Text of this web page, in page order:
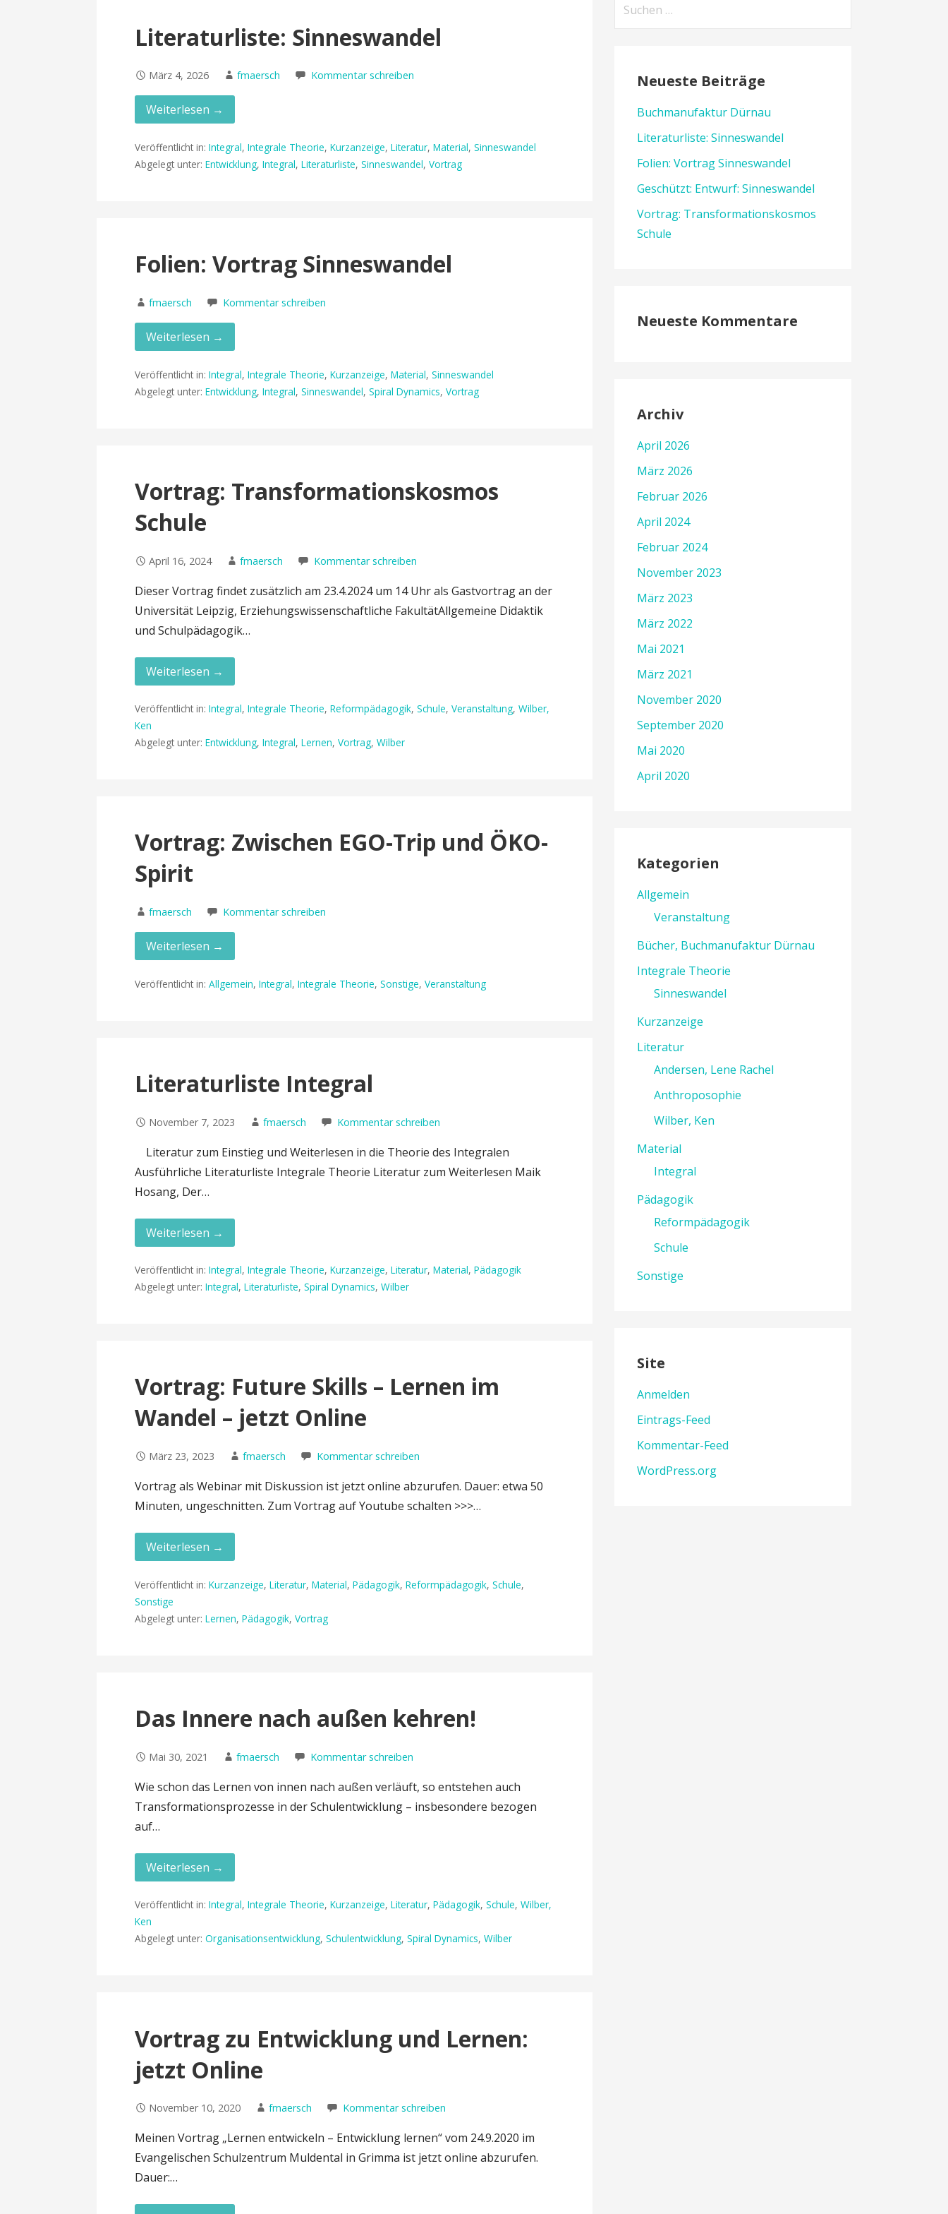
Literaturliste: Sinneswandel
März 4, 2026 fmaersch Kommentar schreiben
Weiterlesen →
Veröffentlicht in:Integral,Integrale Theorie,Kurzanzeige,Literatur,Material,Sinneswandel
Abgelegt unter:Entwicklung,Integral,Literaturliste,Sinneswandel,Vortrag
Folien: Vortrag Sinneswandel
fmaersch Kommentar schreiben
Weiterlesen →
Veröffentlicht in:Integral,Integrale Theorie,Kurzanzeige,Material,Sinneswandel
Abgelegt unter:Entwicklung,Integral,Sinneswandel,Spiral Dynamics,Vortrag
Vortrag: Transformationskosmos
Schule
April 16, 2024 fmaersch Kommentar schreiben
Dieser Vortrag findet zusätzlich am 23.4.2024 um 14 Uhr als Gastvortrag an der
Universität Leipzig, Erziehungswissenschaftliche FakultätAllgemeine Didaktik
und Schulpädagogik…
Weiterlesen →
Veröffentlicht in:Integral,Integrale Theorie,Reformpädagogik,Schule,Veranstaltung,Wilber,
Ken
Abgelegt unter:Entwicklung,Integral,Lernen,Vortrag,Wilber
Vortrag: Zwischen EGO-Trip und ÖKO-
Spirit
fmaersch Kommentar schreiben
Weiterlesen →
Veröffentlicht in:Allgemein,Integral,Integrale Theorie,Sonstige,Veranstaltung
Literaturliste Integral
November 7, 2023 fmaersch Kommentar schreiben
Literatur zum Einstieg und Weiterlesen in die Theorie des Integralen
Ausführliche Literaturliste Integrale Theorie Literatur zum Weiterlesen Maik
Hosang, Der…
Weiterlesen →
Veröffentlicht in:Integral,Integrale Theorie,Kurzanzeige,Literatur,Material,Pädagogik
Abgelegt unter:Integral,Literaturliste,Spiral Dynamics,Wilber
Vortrag: Future Skills – Lernen im
Wandel – jetzt Online
März 23, 2023 fmaersch Kommentar schreiben
Vortrag als Webinar mit Diskussion ist jetzt online abzurufen. Dauer: etwa 50
Minuten, ungeschnitten. Zum Vortrag auf Youtube schalten >>>…
Weiterlesen →
Veröffentlicht in:Kurzanzeige,Literatur,Material,Pädagogik,Reformpädagogik,Schule,
Sonstige
Abgelegt unter:Lernen,Pädagogik,Vortrag
Das Innere nach außen kehren!
Mai 30, 2021 fmaersch Kommentar schreiben
Wie schon das Lernen von innen nach außen verläuft, so entstehen auch
Transformationsprozesse in der Schulentwicklung – insbesondere bezogen
auf…
Weiterlesen →
Veröffentlicht in:Integral,Integrale Theorie,Kurzanzeige,Literatur,Pädagogik,Schule,Wilber,
Ken
Abgelegt unter:Organisationsentwicklung,Schulentwicklung,Spiral Dynamics,Wilber
Vortrag zu Entwicklung und Lernen:
jetzt Online
November 10, 2020 fmaersch Kommentar schreiben
Meinen Vortrag „Lernen entwickeln – Entwicklung lernen“ vom 24.9.2020 im
Evangelischen Schulzentrum Muldental in Grimma ist jetzt online abzurufen.
Dauer:…
Neueste Beiträge
Buchmanufaktur Dürnau
Literaturliste: Sinneswandel
Folien: Vortrag Sinneswandel
Geschützt: Entwurf: Sinneswandel
Vortrag: Transformationskosmos
Schule
Neueste Kommentare
Archiv
April 2026
März 2026
Februar 2026
April 2024
Februar 2024
November 2023
März 2023
März 2022
Mai 2021
März 2021
November 2020
September 2020
Mai 2020
April 2020
Kategorien
Allgemein
Veranstaltung
Bücher, Buchmanufaktur Dürnau
Integrale Theorie
Sinneswandel
Kurzanzeige
Literatur
Andersen, Lene Rachel
Anthroposophie
Wilber, Ken
Material
Integral
Pädagogik
Reformpädagogik
Schule
Sonstige
Site
Anmelden
Eintrags-Feed
Kommentar-Feed
WordPress.org